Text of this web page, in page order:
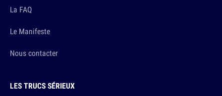
La FAQ
Le Manifeste
Nous contacter
LES TRUCS SÉRIEUX